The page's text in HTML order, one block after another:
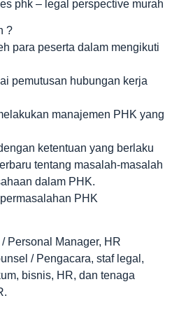
?
para peserta dalam mengikuti
pemutusan hubungan kerja
manajemen PHK yang
ketentuan yang berlaku
tentang masalah-masalah
dalam PHK.
PHK
Personal Manager, HR
/ Pengacara, staf legal,
bisnis, HR, dan tenaga